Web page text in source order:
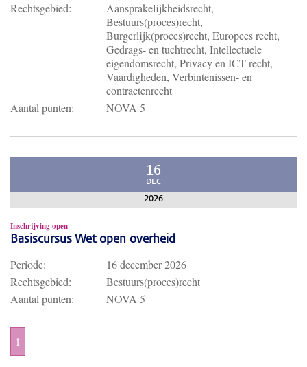
Rechtsgebied:
Aansprakelijkheidsrecht,
Bestuurs(proces)recht,
Burgerlijk(proces)recht, Europees recht,
Gedrags- en tuchtrecht, Intellectuele
eigendomsrecht, Privacy en ICT recht,
Vaardigheden, Verbintenissen- en
contractenrecht
Aantal punten:
NOVA 5
16
DEC
2026
Inschrijving open
Basiscursus Wet open overheid
Periode:
16 december 2026
Rechtsgebied:
Bestuurs(proces)recht
Aantal punten:
NOVA 5
1